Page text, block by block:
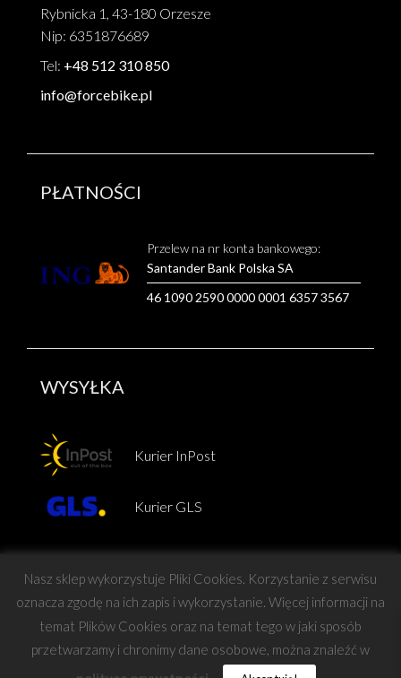
Rybnicka 1, 43-180 Orzesze
Nip: 6351876689
Tel: +48 512 310 850
info@forcebike.pl
PŁATNOŚCI
Przelew na nr konta bankowego:
Santander Bank Polska SA
46 1090 2590 0000 0001 6357 3567
WYSYŁKA
Kurier InPost
Kurier GLS
Copyright © Force
Nasz sklep wykorzystuje Pliki Cookies. Korzystanie z serwisu
oznacza zgodę na ich zapis i wykorzystanie. Więcej informacji na
temat Plików Cookies oraz na temat tego w jaki sposób
przetwarzamy i chronimy dane osobowe, można znaleźć w